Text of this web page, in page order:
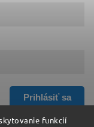
funkcií
Prihlásiť sa